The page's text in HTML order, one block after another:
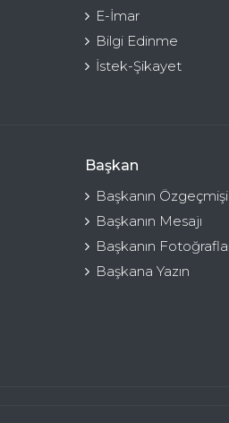
E-İmar
Bilgi Edinme
İstek-Şikayet
Başkan
Başkanın Özgeçmişi
Başkanın Mesajı
Başkanın
Başkana Yazın